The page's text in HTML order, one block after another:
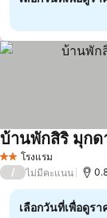
2 ดาวโรงแรม
บ้านพักสิริ มุกด
/ ไม่มีคะแนน
เลือกวันที่เพื่อดูร